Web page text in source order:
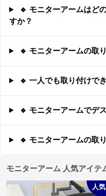
🔹 モニターアームはど
すか？
🔹 モニターアームの取
🔹 一人でも取り付けで
🔹 モニターアームでデ
🔹 モニターアームの取
モニターアーム 人気アイテ
人気